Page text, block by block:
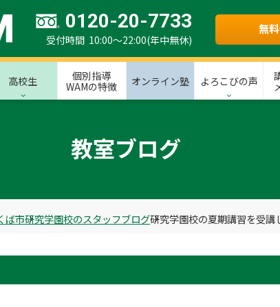
0120-20-7733
受付時間 10:00～22:00(年中無休)
無
高校生
個別指導
WAMの特徴
オンライン塾 よろこびの声
教室ブログ
ば市研究学園校のスタッフブログ研究学園校の夏期講習を受